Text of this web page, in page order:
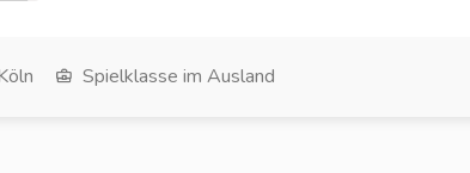
Spielklasse im Ausland